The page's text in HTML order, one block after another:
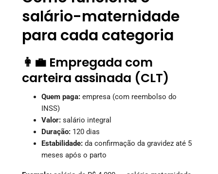
salário-maternidade
para cada categoria
👩‍💼 Empregada com
carteira assinada (CLT)
Quem paga: empresa (com reembolso do
INSS)
Valor: salário integral
Duração: 120 dias
Estabilidade: da confirmação da gravidez até 5
meses após o parto